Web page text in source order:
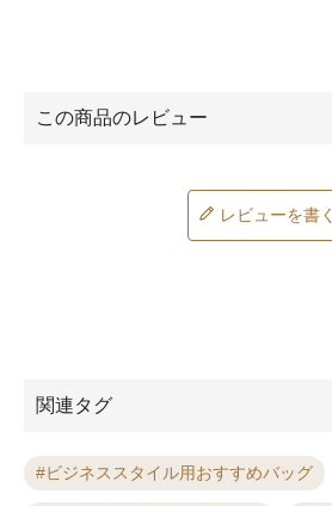
レビューを書く
関連タグ
ビジネススタイル用おすすめバッグ